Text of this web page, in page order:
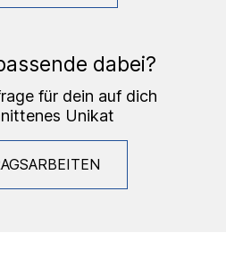
dabei?
für dein auf dich
Unikat